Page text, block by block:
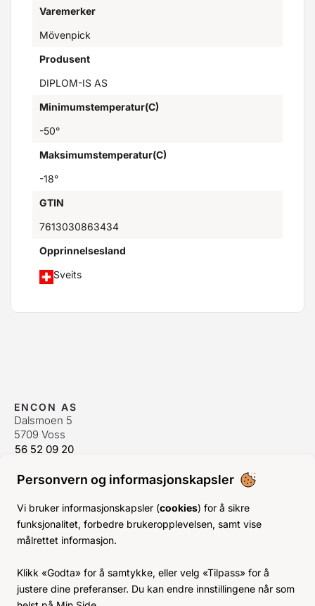
Personvern og informasjonskapsler
Vi bruker informasjonskapsler (cookies) for å sikre
funksjonalitet, forbedre brukeropplevelsen, samt vise
målrettet informasjon.
Klikk «Godta» for å samtykke, eller velg «Tilpass» for å
justere dine preferanser. Du kan endre innstillingene når som
Varemerker
Mövenpick
Produsent
DIPLOM-IS AS
Minimumstemperatur(C)
-50°
Maksimumstemperatur(C)
-18°
GTIN
7613030863434
Opprinnelsesland
Sveits
ENCON AS
Dalsmoen 5
5709 Voss
56 52 09 20
ÅPNINGSTIDER ORDREKONTOR
Man-Fre:08–16
Lør-Søn: Stengt
Helligdager: Stengt
KJØPSVILKÅR
BLI KUNDE